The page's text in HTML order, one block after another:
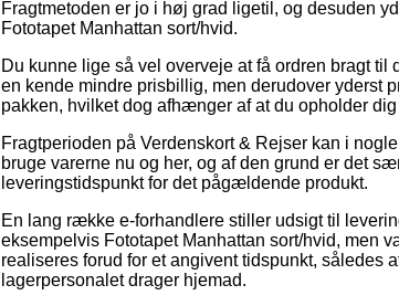
Fragtmetoden er jo i høj grad ligetil, og desuden
Fototapet Manhattan sort/hvid.
Du kunne lige så vel overveje at få ordren bragt
en kende mindre prisbillig, men derudover yderst
pakken, hvilket dog afhænger af at du opholder
Fragtperioden på Verdenskort & Rejser kan i
bruge varerne nu og her, og af den grund er det
leveringstidspunkt for det pågældende produkt.
En lang række e-forhandlere stiller udsigt til
eksempelvis Fototapet Manhattan sort/hvid, men
realiseres forud for et angivent tidspunkt, således
lagerpersonalet drager hjemad.